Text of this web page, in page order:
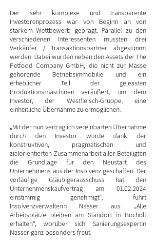
Der sehr komplexe und transparente
Investorenprozess war von Beginn an von
starkem Wettbewerb geprägt. Parallel zu den
verschiedenen Interessenten mussten drei
Verkäufer / Transaktionspartner abgestimmt
werden. Dabei wurden neben den Assets der The
Petfood Company GmbH, die nicht zur Masse
gehörende Betriebsimmobilie und ein
erheblicher Teil der geleasten
Produktionsmaschinen veräußert, um dem
Investor, der Westfleisch-Gruppe, eine
einheitliche Übernahme zu ermöglichen.
„Mit der nun vertraglich vereinbarten Übernahme
durch den Investor wurde dank der
konstruktiven, pragmatischen und
zielorientierten Zusammenarbeit aller Beteiligten
die Grundlage für den Neustart des
Unternehmens aus der Insolvenz geschaffen. Der
vorläufige Gläubigerausschuss hat den
Unternehmenskaufvertrag am 01.02.2024
einstimmig genehmigt“, führt
Insolvenzverwalterin Nasser aus. „Alle
Arbeitsplätze bleiben am Standort in Bocholt
erhalten“, worüber sich Sanierungsexpertin
Nasser ganz besonders freut.